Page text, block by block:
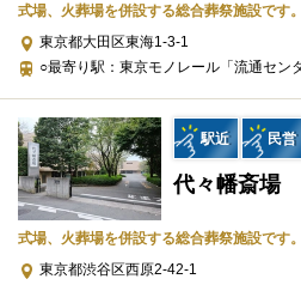
所（式場、火葬場）・宗教形式など
が必須ですので、遠慮なくお電話で
家族葬（385,000円〜）（
プランに含まれる設備・サービス
施行
車両
物品
式場、火葬場を併設する総合葬祭施設です。
東京都大田区東海1-3-1
○最寄り駅：東京モノレール「流通セン
駅近 民営
代々幡斎場
式場、火葬場を併設する総合葬祭施設です。
東京都渋谷区西原2-42-1